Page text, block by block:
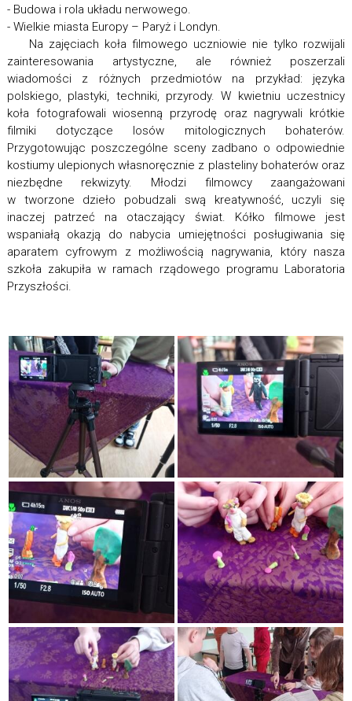
- Budowa i rola układu nerwowego.
- Wielkie miasta Europy – Paryż i Londyn.
Na zajęciach koła filmowego uczniowie nie tylko rozwijali
zainteresowania artystyczne, ale również poszerzali
wiadomości z różnych przedmiotów na przykład: języka
polskiego, plastyki, techniki, przyrody. W kwietniu uczestnicy
koła fotografowali wiosenną przyrodę oraz nagrywali krótkie
filmiki dotyczące losów mitologicznych bohaterów.
Przygotowując poszczególne sceny zadbano o odpowiednie
kostiumy ulepionych własnoręcznie z plasteliny bohaterów oraz
niezbędne rekwizyty. Młodzi filmowcy zaangażowani
w tworzone dzieło pobudzali swą kreatywność, uczyli się
inaczej patrzeć na otaczający świat. Kółko filmowe jest
wspaniałą okazją do nabycia umiejętności posługiwania się
aparatem cyfrowym z możliwością nagrywania, który nasza
szkoła zakupiła w ramach rządowego programu Laboratoria
Przyszłości.